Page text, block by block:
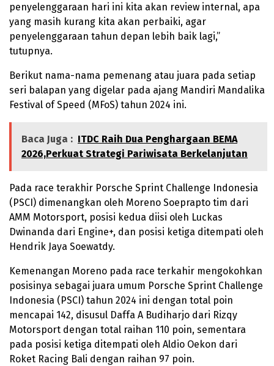
penyelenggaraan hari ini kita akan review internal, apa
yang masih kurang kita akan perbaiki, agar
penyelenggaraan tahun depan lebih baik lagi,”
tutupnya.
Berikut nama-nama pemenang atau juara pada setiap
seri balapan yang digelar pada ajang Mandiri Mandalika
Festival of Speed (MFoS) tahun 2024 ini.
Baca Juga : ITDC Raih Dua Penghargaan BEMA
2026,Perkuat Strategi Pariwisata Berkelanjutan
Pada race terakhir Porsche Sprint Challenge Indonesia
(PSCI) dimenangkan oleh Moreno Soeprapto tim dari
AMM Motorsport, posisi kedua diisi oleh Luckas
Dwinanda dari Engine+, dan posisi ketiga ditempati oleh
Hendrik Jaya Soewatdy.
Kemenangan Moreno pada race terkahir mengokohkan
posisinya sebagai juara umum Porsche Sprint Challenge
Indonesia (PSCI) tahun 2024 ini dengan total poin
mencapai 142, disusul Daffa A Budiharjo dari Rizqy
Motorsport dengan total raihan 110 poin, sementara
pada posisi ketiga ditempati oleh Aldio Oekon dari
Roket Racing Bali dengan raihan 97 poin.